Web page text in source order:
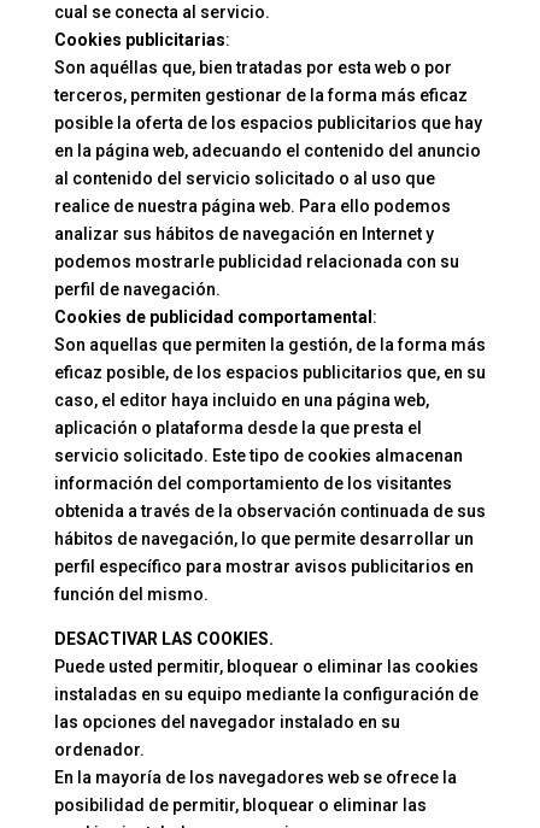
cual se conecta al servicio.
Cookies publicitarias:
Son aquéllas que, bien tratadas por esta web o por
terceros, permiten gestionar de la forma más eficaz
posible la oferta de los espacios publicitarios que hay
en la página web, adecuando el contenido del anuncio
al contenido del servicio solicitado o al uso que
realice de nuestra página web. Para ello podemos
analizar sus hábitos de navegación en Internet y
podemos mostrarle publicidad relacionada con su
perfil de navegación.
Cookies de publicidad comportamental :
Son aquellas que permiten la gestión, de la forma más
eficaz posible, de los espacios publicitarios que, en su
caso, el editor haya incluido en una página web,
aplicación o plataforma desde la que presta el
servicio solicitado. Este tipo de cookies almacenan
información del comportamiento de los visitantes
obtenida a través de la observación continuada de sus
hábitos de navegación, lo que permite desarrollar un
perfil específico para mostrar avisos publicitarios en
función del mismo.
DESACTIVAR LAS COOKIES.
Puede usted permitir, bloquear o eliminar las cookies
instaladas en su equipo mediante la configuración de
las opciones del navegador instalado en su
ordenador.
En la mayoría de los navegadores web se ofrece la
posibilidad de permitir, bloquear o eliminar las